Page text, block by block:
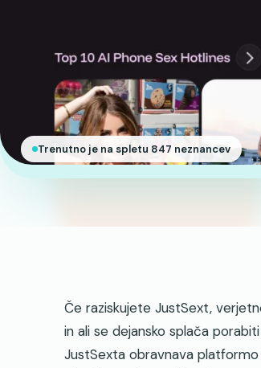
Trenutno je na spletu 847 neznancev
Če raziskujete JustSext,
in ali se dejansko splača
JustSexta obravnava